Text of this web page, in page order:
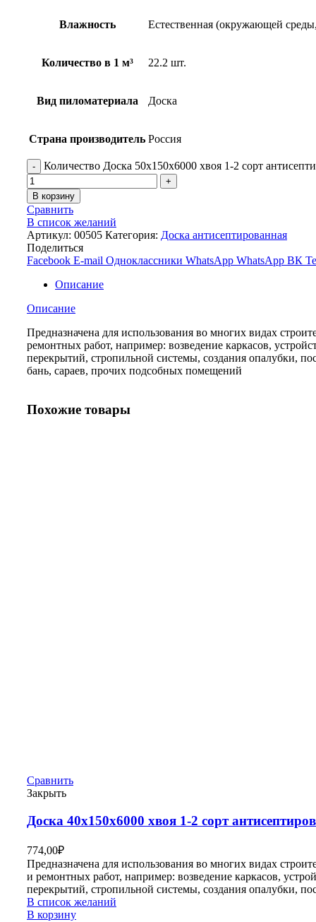
Влажность Естественная (окружающей
Количество в 1 м³ 22.2 шт.
Вид пиломатериала Доска
Страна производитель Россия
Количество Доска 50х150х6000 хвоя 1-2 сорт
В корзину
Сравнить
В список желаний
Артикул: 00505 Категория: Доска антисептированная
Поделиться
Facebook E-mail Одноклассники WhatsApp WhatsApp ВК
Описание
Описание
Предназначена для использования во многих видах
ремонтных работ, например: возведение каркасов,
перекрытий, стропильной системы, создания опалубки,
бань, сараев, прочих подсобных помещений
Похожие товары
Сравнить
Закрыть
Доска 40х150х6000 хвоя 1-2 сорт
774,00₽
Предназначена для использования во многих видах
и ремонтных работ, например: возведение каркасов,
перекрытий, стропильной системы, создания опалубки,
В список желаний
В корзину